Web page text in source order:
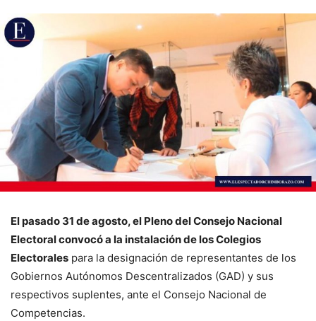
El pasado 31 de agosto, el Pleno del Consejo Nacional
Electoral convocó a la instalación de los Colegios
Electorales para la designación de representantes de los
Gobiernos Autónomos Descentralizados (GAD) y sus
respectivos suplentes, ante el Consejo Nacional de
Competencias.